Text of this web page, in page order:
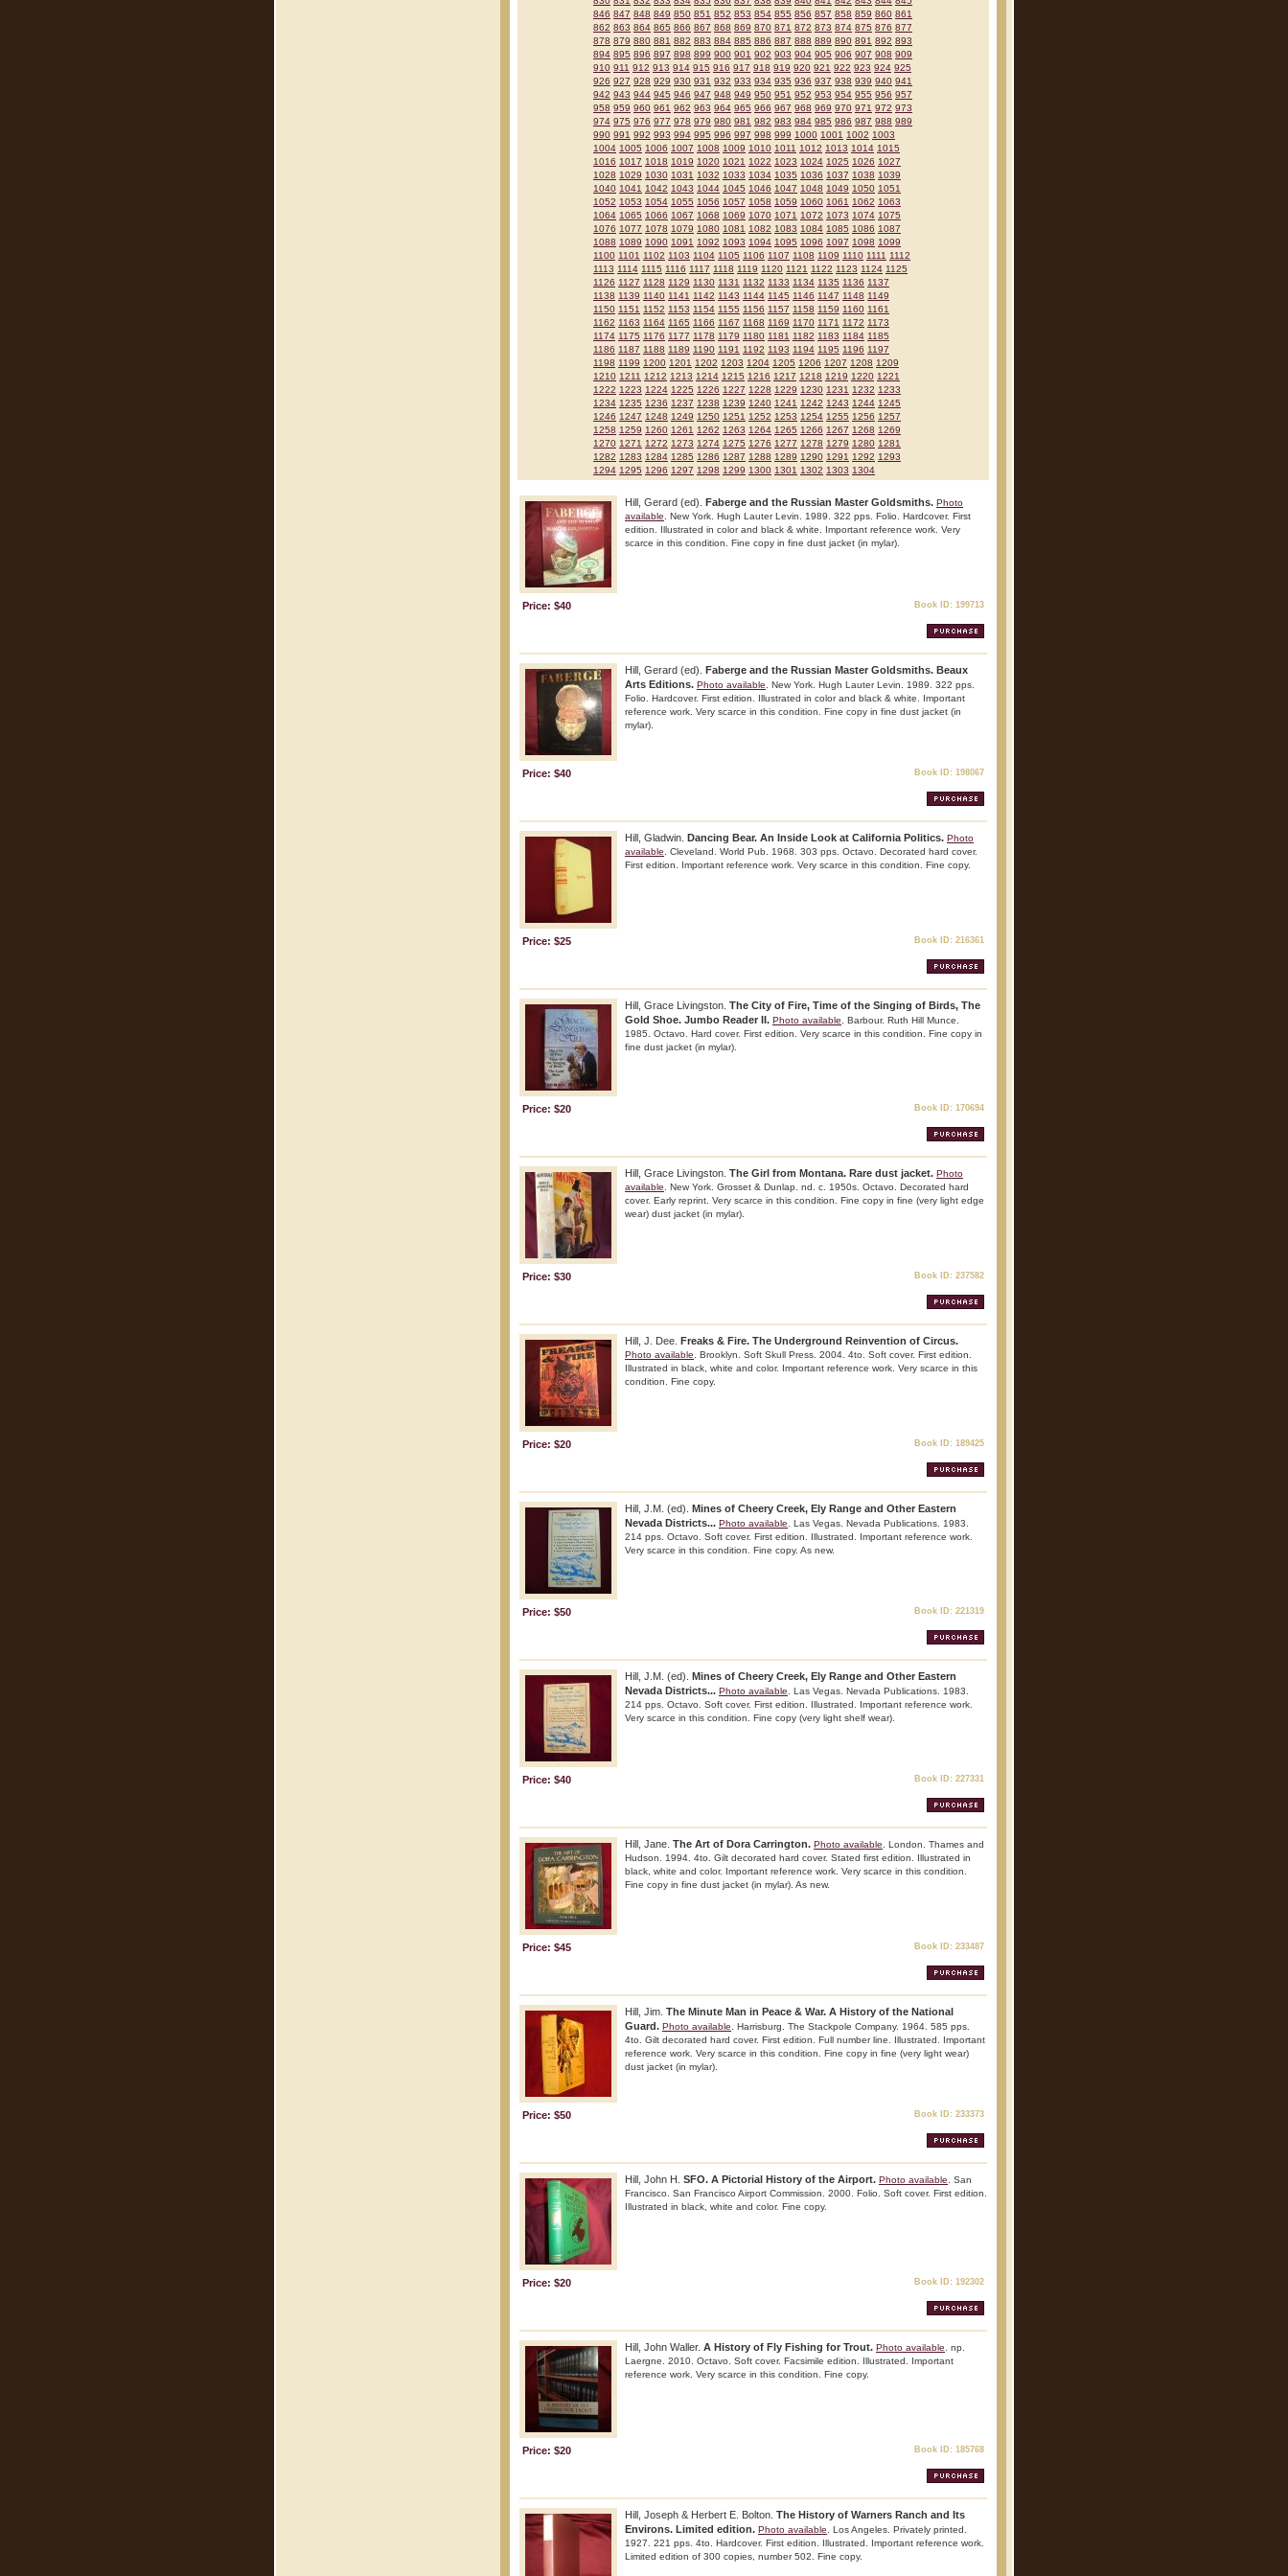
846 847 848 849 850 851 852 853 854 855 856 857 858 859 860 861
862 863 864 865 866 867 868 869 870 871 872 873 874 875 876 877
878 879 880 881 882 883 884 885 886 887 888 889 890 891 892 893
894 895 896 897 898 899 900 901 902 903 904 905 906 907 908 909
910 911 912 913 914 915 916 917 918 919 920 921 922 923 924 925
926 927 928 929 930 931 932 933 934 935 936 937 938 939 940 941
942 943 944 945 946 947 948 949 950 951 952 953 954 955 956 957
958 959 960 961 962 963 964 965 966 967 968 969 970 971 972 973
974 975 976 977 978 979 980 981 982 983 984 985 986 987 988 989
990 991 992 993 994 995 996 997 998 999 1000 1001 1002 1003
1004 1005 1006 1007 1008 1009 1010 1011 1012 1013 1014 1015
1016 1017 1018 1019 1020 1021 1022 1023 1024 1025 1026 1027
1028 1029 1030 1031 1032 1033 1034 1035 1036 1037 1038 1039
1040 1041 1042 1043 1044 1045 1046 1047 1048 1049 1050 1051
1052 1053 1054 1055 1056 1057 1058 1059 1060 1061 1062 1063
1064 1065 1066 1067 1068 1069 1070 1071 1072 1073 1074 1075
1076 1077 1078 1079 1080 1081 1082 1083 1084 1085 1086 1087
1088 1089 1090 1091 1092 1093 1094 1095 1096 1097 1098 1099
1100 1101 1102 1103 1104 1105 1106 1107 1108 1109 1110 1111 1112
1113 1114 1115 1116 1117 1118 1119 1120 1121 1122 1123 1124 1125
1126 1127 1128 1129 1130 1131 1132 1133 1134 1135 1136 1137
1138 1139 1140 1141 1142 1143 1144 1145 1146 1147 1148 1149
1150 1151 1152 1153 1154 1155 1156 1157 1158 1159 1160 1161
1162 1163 1164 1165 1166 1167 1168 1169 1170 1171 1172 1173
1174 1175 1176 1177 1178 1179 1180 1181 1182 1183 1184 1185
1186 1187 1188 1189 1190 1191 1192 1193 1194 1195 1196 1197
1198 1199 1200 1201 1202 1203 1204 1205 1206 1207 1208 1209
1210 1211 1212 1213 1214 1215 1216 1217 1218 1219 1220 1221
1222 1223 1224 1225 1226 1227 1228 1229 1230 1231 1232 1233
1234 1235 1236 1237 1238 1239 1240 1241 1242 1243 1244 1245
1246 1247 1248 1249 1250 1251 1252 1253 1254 1255 1256 1257
1258 1259 1260 1261 1262 1263 1264 1265 1266 1267 1268 1269
1270 1271 1272 1273 1274 1275 1276 1277 1278 1279 1280 1281
1282 1283 1284 1285 1286 1287 1288 1289 1290 1291 1292 1293
1294 1295 1296 1297 1298 1299 1300 1301 1302 1303 1304
Hill, Gerard (ed). Faberge and the Russian Master Goldsmiths. Photo
available . New York. Hugh Lauter Levin. 1989. 322 pps. Folio. Hardcover. First
edition. Illustrated in color and black & white. Important reference work. Very
scarce in this condition. Fine copy in fine dust jacket (in mylar).
Price: $40 Book ID: 199713
Hill, Gerard (ed). Faberge and the Russian Master Goldsmiths. Beaux
Arts Editions. Photo available . New York. Hugh Lauter Levin. 1989. 322 pps.
Folio. Hardcover. First edition. Illustrated in color and black & white. Important
reference work. Very scarce in this condition. Fine copy in fine dust jacket (in
mylar).
Price: $40 Book ID: 198067
Hill, Gladwin. Dancing Bear. An Inside Look at California Politics. Photo
available . Cleveland. World Pub. 1968. 303 pps. Octavo. Decorated hard cover.
First edition. Important reference work. Very scarce in this condition. Fine copy.
Price: $25 Book ID: 216361
Hill, Grace Livingston. The City of Fire, Time of the Singing of Birds, The
Gold Shoe. Jumbo Reader II. Photo available . Barbour. Ruth Hill Munce.
1985. Octavo. Hard cover. First edition. Very scarce in this condition. Fine copy in
fine dust jacket (in mylar).
Price: $20 Book ID: 170694
Hill, Grace Livingston. The Girl from Montana. Rare dust jacket. Photo
available . New York. Grosset & Dunlap. nd. c. 1950s. Octavo. Decorated hard
cover. Early reprint. Very scarce in this condition. Fine copy in fine (very light edge
wear) dust jacket (in mylar).
Price: $30 Book ID: 237582
Hill, J. Dee. Freaks & Fire. The Underground Reinvention of Circus.
Photo available . Brooklyn. Soft Skull Press. 2004. 4to. Soft cover. First edition.
Illustrated in black, white and color. Important reference work. Very scarce in this
condition. Fine copy.
Price: $20 Book ID: 189425
Hill, J.M. (ed). Mines of Cheery Creek, Ely Range and Other Eastern
Nevada Districts... Photo available . Las Vegas. Nevada Publications. 1983.
214 pps. Octavo. Soft cover. First edition. Illustrated. Important reference work.
Very scarce in this condition. Fine copy. As new.
Price: $50 Book ID: 221319
Hill, J.M. (ed). Mines of Cheery Creek, Ely Range and Other Eastern
Nevada Districts... Photo available . Las Vegas. Nevada Publications. 1983.
214 pps. Octavo. Soft cover. First edition. Illustrated. Important reference work.
Very scarce in this condition. Fine copy (very light shelf wear).
Price: $40 Book ID: 227331
Hill, Jane. The Art of Dora Carrington. Photo available . London. Thames and
Hudson. 1994. 4to. Gilt decorated hard cover. Stated first edition. Illustrated in
black, white and color. Important reference work. Very scarce in this condition.
Fine copy in fine dust jacket (in mylar). As new.
Price: $45 Book ID: 233487
Hill, Jim. The Minute Man in Peace & War. A History of the National
Guard. Photo available . Harrisburg. The Stackpole Company. 1964. 585 pps.
4to. Gilt decorated hard cover. First edition. Full number line. Illustrated. Important
reference work. Very scarce in this condition. Fine copy in fine (very light wear)
dust jacket (in mylar).
Price: $50 Book ID: 233373
Hill, John H. SFO. A Pictorial History of the Airport. Photo available . San
Francisco. San Francisco Airport Commission. 2000. Folio. Soft cover. First edition.
Illustrated in black, white and color. Fine copy.
Price: $20 Book ID: 192302
Hill, John Waller. A History of Fly Fishing for Trout. Photo available . np.
Laergne. 2010. Octavo. Soft cover. Facsimile edition. Illustrated. Important
reference work. Very scarce in this condition. Fine copy.
Price: $20 Book ID: 185768
Hill, Joseph & Herbert E. Bolton. The History of Warners Ranch and Its
Environs. Limited edition. Photo available . Los Angeles. Privately printed.
1927. 221 pps. 4to. Hardcover. First edition. Illustrated. Important reference work.
Limited edition of 300 copies, number 502. Fine copy.